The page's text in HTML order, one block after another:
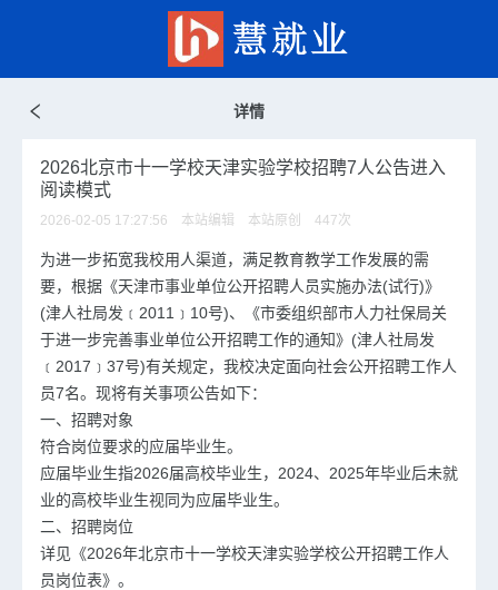
详情
2026北京市十一学校天津实验学校招聘7人公告进入
阅读模式
2026-02-05 17:27:56 本站编辑 本站原创 447次
为进一步拓宽我校用人渠道，满足教育教学工作发展的需
要，根据《天津市事业单位公开招聘人员实施办法(试行)》
(津人社局发﹝2011﹞10号)、《市委组织部市人力社保局关
于进一步完善事业单位公开招聘工作的通知》(津人社局发
﹝2017﹞37号)有关规定，我校决定面向社会公开招聘工作人
员7名。现将有关事项公告如下：
一、招聘对象
符合岗位要求的应届毕业生。
应届毕业生指2026届高校毕业生，2024、2025年毕业后未就
业的高校毕业生视同为应届毕业生。
二、招聘岗位
详见《2026年北京市十一学校天津实验学校公开招聘工作人
员岗位表》。